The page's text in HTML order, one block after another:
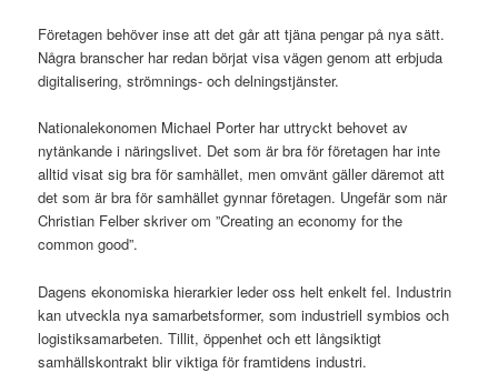
Företagen behöver inse att det går att tjäna pengar på nya sätt.
Några branscher har redan börjat visa vägen genom att erbjuda
digitalisering, strömnings- och delningstjänster.
Nationalekonomen Michael Porter har uttryckt behovet av
nytänkande i näringslivet. Det som är bra för företagen har inte
alltid visat sig bra för samhället, men omvänt gäller däremot att
det som är bra för samhället gynnar företagen. Ungefär som när
Christian Felber skriver om ”Creating an economy for the
common good”.
Dagens ekonomiska hierarkier leder oss helt enkelt fel. Industrin
kan utveckla nya samarbetsformer, som industriell symbios och
logistiksamarbeten. Tillit, öppenhet och ett långsiktigt
samhällskontrakt blir viktiga för framtidens industri.